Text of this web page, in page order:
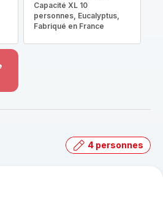
Capacité XL 10
personnes, Eucalyptus,
Fabriqué en France
4 personnes